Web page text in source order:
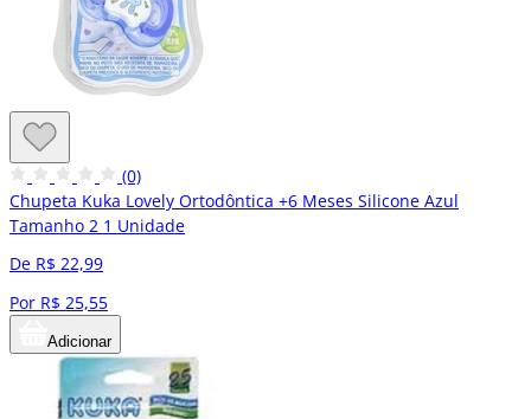
(0)
Chupeta Kuka Lovely Ortodôntica +6 Meses Silicone Azul
Tamanho 2 1 Unidade
De R$ 22,99
Por R$ 25,55
Adicionar